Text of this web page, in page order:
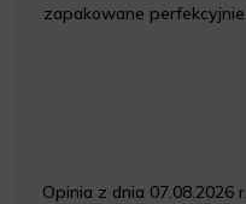
zapakowane perfekcyjnie.
Opinia z dnia 07.08.2026 r.